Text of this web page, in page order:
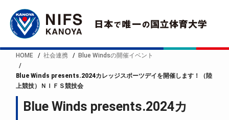
HOME 社会連携 Blue Windsの開催イベント
Blue Winds presents.2024カレッジスポーツデイを開催します！（陸
上競技）ＮＩＦＳ競技会
Blue Winds presents.2024カ